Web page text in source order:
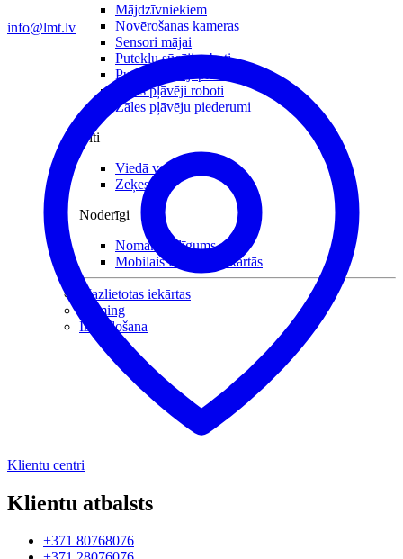
Mājdzīvniekiem
Novērošanas kameras
Sensori mājai
Putekļu sūcēji roboti
Putekļu sūcēji piederumi
Zāles pļāvēji roboti
Zāles pļāvēju piederumi
Citi
Viedā veselība
Zeķes
Noderīgi
Nomaksas līgums
Mobilais internets iekārtās
Mazlietotas iekārtas
Gaming
Izpārdošana
info@lmt.lv
Klientu centri
Klientu atbalsts
+371 80768076